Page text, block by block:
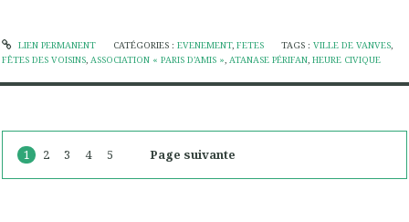
LIEN PERMANENT CATÉGORIES : EVENEMENT, FETES TAGS :VILLE DE VANVES
FÊTES DES VOISINS ASSOCIATION « PARIS D’AMIS » ATANASE PÉRIFAN HEURE CIVIQUE
1 2 3 4 5 Page suivante